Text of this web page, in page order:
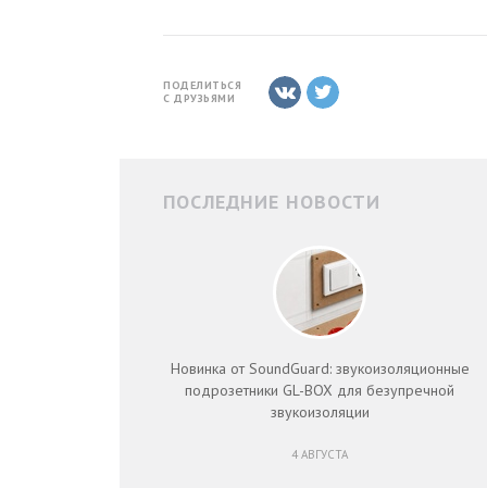
ПОДЕЛИТЬСЯ
С ДРУЗЬЯМИ
ПОСЛЕДНИЕ НОВОСТИ
Новинка от SoundGuard: звукоизоляционные
подрозетники GL-BOX для безупречной
звукоизоляции
4 АВГУСТА